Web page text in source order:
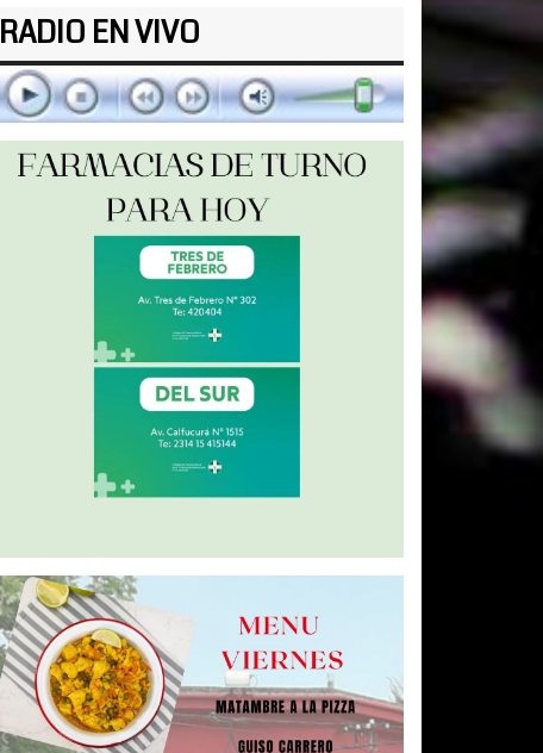
RADIO EN VIVO